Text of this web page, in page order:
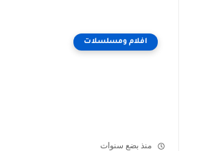
افلام ومسلسلات
منذ بضع سنوات